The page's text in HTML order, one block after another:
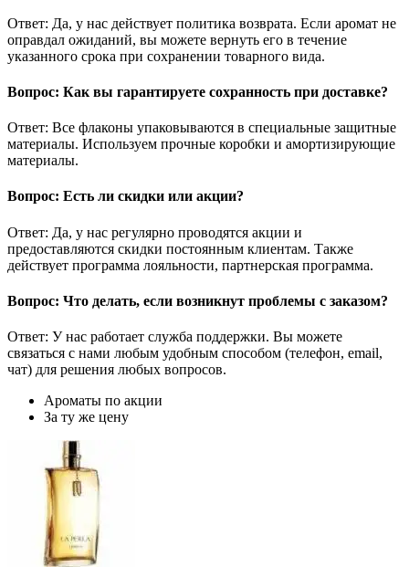
Ответ: Да, у нас действует политика возврата. Если аромат не
оправдал ожиданий, вы можете вернуть его в течение
указанного срока при сохранении товарного вида.
Вопрос: Как вы гарантируете сохранность при доставке?
Ответ: Все флаконы упаковываются в специальные защитные
материалы. Используем прочные коробки и амортизирующие
материалы.
Вопрос: Есть ли скидки или акции?
Ответ: Да, у нас регулярно проводятся акции и
предоставляются скидки постоянным клиентам. Также
действует программа лояльности, партнерская программа.
Вопрос: Что делать, если возникнут проблемы с заказом?
Ответ: У нас работает служба поддержки. Вы можете
связаться с нами любым удобным способом (телефон, email,
чат) для решения любых вопросов.
Ароматы по акции
За ту же цену